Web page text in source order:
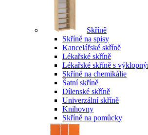
Skříně
Skříně na spisy
Kancelářské skříně
Lékařské skříně
Lékařské skříně s
Skříně na chemikálie
Šatní skříně
Dílenské skříně
Univerzální skříně
Knihovny
Skříně na pomůcky